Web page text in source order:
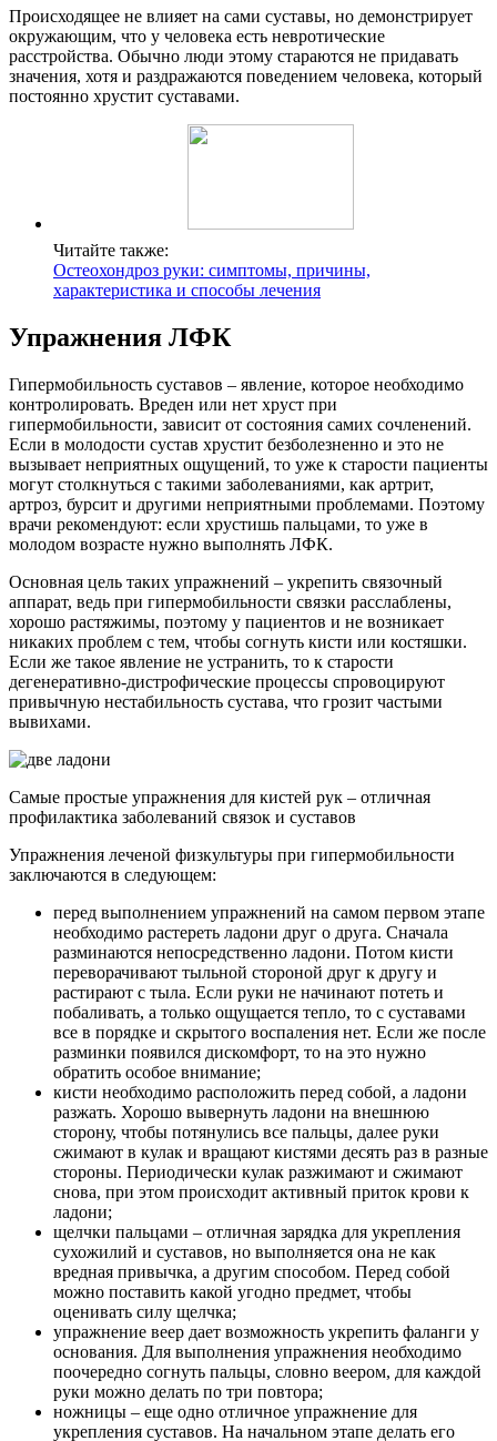
Происходящее не влияет на сами суставы, но демонстрирует
окружающим, что у человека есть невротические
расстройства. Обычно люди этому стараются не придавать
значения, хотя и раздражаются поведением человека, который
постоянно хрустит суставами.
Читайте также:
Остеохондроз руки: симптомы, причины,
характеристика и способы лечения
Упражнения ЛФК
Гипермобильность суставов – явление, которое необходимо
контролировать. Вреден или нет хруст при
гипермобильности, зависит от состояния самих сочленений.
Если в молодости сустав хрустит безболезненно и это не
вызывает неприятных ощущений, то уже к старости пациенты
могут столкнуться с такими заболеваниями, как артрит,
артроз, бурсит и другими неприятными проблемами. Поэтому
врачи рекомендуют: если хрустишь пальцами, то уже в
молодом возрасте нужно выполнять ЛФК.
Основная цель таких упражнений – укрепить связочный
аппарат, ведь при гипермобильности связки расслаблены,
хорошо растяжимы, поэтому у пациентов и не возникает
никаких проблем с тем, чтобы согнуть кисти или костяшки.
Если же такое явление не устранить, то к старости
дегенеративно-дистрофические процессы спровоцируют
привычную нестабильность сустава, что грозит частыми
вывихами.
Самые простые упражнения для кистей рук – отличная
профилактика заболеваний связок и суставов
Упражнения леченой физкультуры при гипермобильности
заключаются в следующем:
перед выполнением упражнений на самом первом этапе
необходимо растереть ладони друг о друга. Сначала
разминаются непосредственно ладони. Потом кисти
переворачивают тыльной стороной друг к другу и
растирают с тыла. Если руки не начинают потеть и
побаливать, а только ощущается тепло, то с суставами
все в порядке и скрытого воспаления нет. Если же после
разминки появился дискомфорт, то на это нужно
обратить особое внимание;
кисти необходимо расположить перед собой, а ладони
разжать. Хорошо вывернуть ладони на внешнюю
сторону, чтобы потянулись все пальцы, далее руки
сжимают в кулак и вращают кистями десять раз в разные
стороны. Периодически кулак разжимают и сжимают
снова, при этом происходит активный приток крови к
ладони;
щелчки пальцами – отличная зарядка для укрепления
сухожилий и суставов, но выполняется она не как
вредная привычка, а другим способом. Перед собой
можно поставить какой угодно предмет, чтобы
оценивать силу щелчка;
упражнение веер дает возможность укрепить фаланги у
основания. Для выполнения упражнения необходимо
поочередно согнуть пальцы, словно веером, для каждой
руки можно делать по три повтора;
ножницы – еще одно отличное упражнение для
укрепления суставов. На начальном этапе делать его